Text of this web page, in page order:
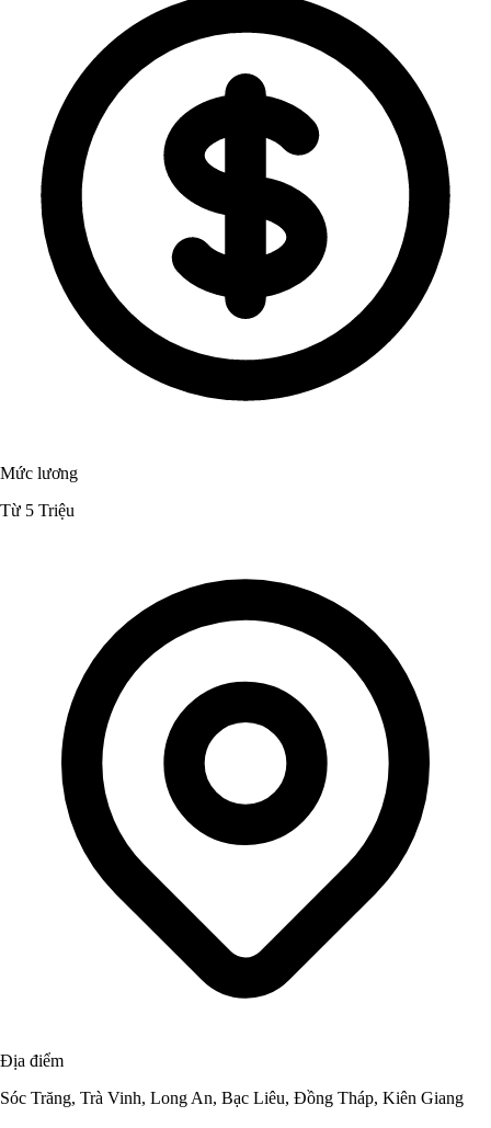
Mức lương
Từ 5 Triệu
Địa điểm
Sóc Trăng, Trà Vinh, Long An, Bạc Liêu, Đồng Tháp, Kiên Giang